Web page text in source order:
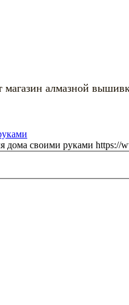
магазин алмазной
дома своими руками https://